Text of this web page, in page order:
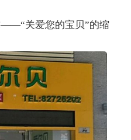
——“关爱您的宝贝”的缩